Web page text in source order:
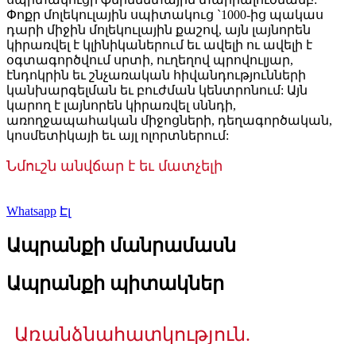
Փոքր մոլեկուլային սպիտակուց `1000-ից պակաս
դարի միջին մոլեկուլային քաշով, այն լայնորեն
կիրառվել է կլինիկաներում եւ ավելի ու ավելի է
օգտագործվում սրտի, ուղեղով պրովուլյար,
էնդոկրին եւ շնչառական հիվանդությունների
կանխարգելման եւ բուժման կենտրոնում: Այն
կարող է լայնորեն կիրառվել սննդի,
առողջապահական միջոցների, դեղագործական,
կոսմետիկայի եւ այլ ոլորտներում:
Նմուշն անվճար է եւ մատչելի
Whatsapp Էլ
Ապրանքի մանրամասն
Ապրանքի պիտակներ
Առանձնահատկություն.